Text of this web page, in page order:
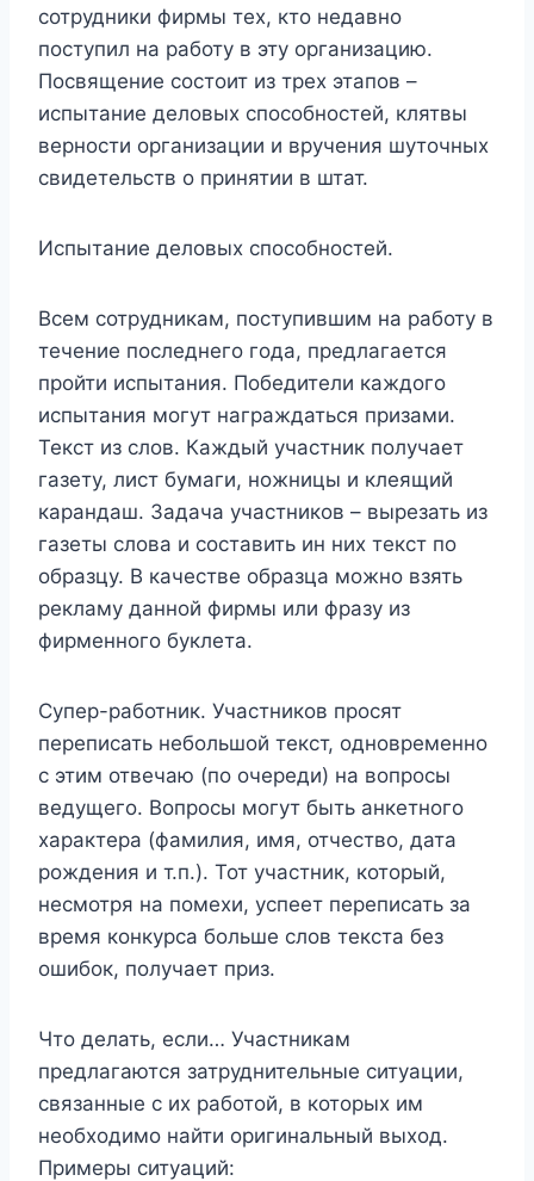
сотрудники фирмы тех, кто недавно
поступил на работу в эту организацию.
Посвящение состоит из трех этапов –
испытание деловых способностей, клятвы
верности организации и вручения шуточных
свидетельств о принятии в штат.
Испытание деловых способностей.
Всем сотрудникам, поступившим на работу в
течение последнего года, предлагается
пройти испытания. Победители каждого
испытания могут награждаться призами.
Текст из слов. Каждый участник получает
газету, лист бумаги, ножницы и клеящий
карандаш. Задача участников – вырезать из
газеты слова и составить ин них текст по
образцу. В качестве образца можно взять
рекламу данной фирмы или фразу из
фирменного буклета.
Супер-работник. Участников просят
переписать небольшой текст, одновременно
с этим отвечаю (по очереди) на вопросы
ведущего. Вопросы могут быть анкетного
характера (фамилия, имя, отчество, дата
рождения и т.п.). Тот участник, который,
несмотря на помехи, успеет переписать за
время конкурса больше слов текста без
ошибок, получает приз.
Что делать, если… Участникам
предлагаются затруднительные ситуации,
связанные с их работой, в которых им
необходимо найти оригинальный выход.
Примеры ситуаций: